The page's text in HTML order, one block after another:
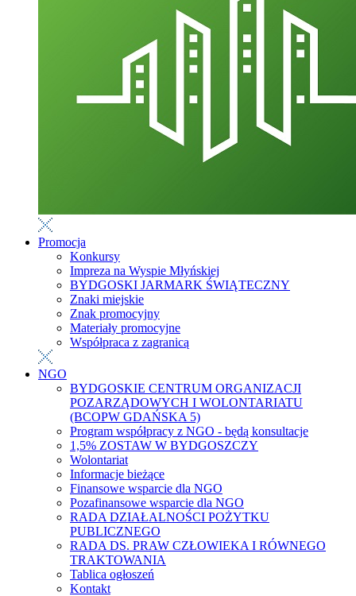
Promocja
Konkursy
Impreza na Wyspie Młyńskiej
BYDGOSKI JARMARK ŚWIĄTECZNY
Znaki miejskie
Znak promocyjny
Materiały promocyjne
Współpraca z zagranicą
NGO
BYDGOSKIE CENTRUM ORGANIZACJI
POZARZĄDOWYCH I WOLONTARIATU
(BCOPW GDAŃSKA 5)
Program współpracy z NGO - będą konsultacje
1,5% ZOSTAW W BYDGOSZCZY
Wolontariat
Informacje bieżące
Finansowe wsparcie dla NGO
Pozafinansowe wsparcie dla NGO
RADA DZIAŁALNOŚCI POŻYTKU
PUBLICZNEGO
RADA DS. PRAW CZŁOWIEKA I RÓWNEGO
TRAKTOWANIA
Tablica ogłoszeń
Kontakt